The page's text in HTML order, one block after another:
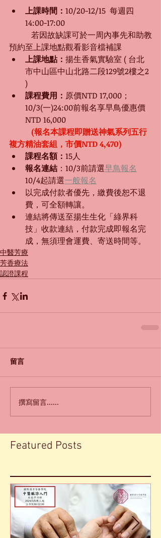
上課時間： 10/20-12/15  每週四
14:00-17:00
預約至上課地點觀看影音檔補課
上課地點： 揚生香氣實驗室 ( 台北
市中山區中山北路二段129號2樓之2
)
課程費用： 原價NTD 17,000；
10/3(一)24:00前報名享早鳥優惠價
NTD 16,000
(報名本課程即贈送神氣系列五行
複方精油套組，市價NTD 4,470)
課程名額： 15人
報名連結 ：10/3前請選早鳥報名
10/4起請選一般報名
以完成付款者優先，繳費後恕不退
費，可全額轉讓。
連結將傳送至揚生生化「綠界科
技」收款連結，付款完成即報名完
成，無須理會運費、寄送時間等。
中醫芳療
芳香療法
認證課程
留言
撰寫留言......
Featured Posts